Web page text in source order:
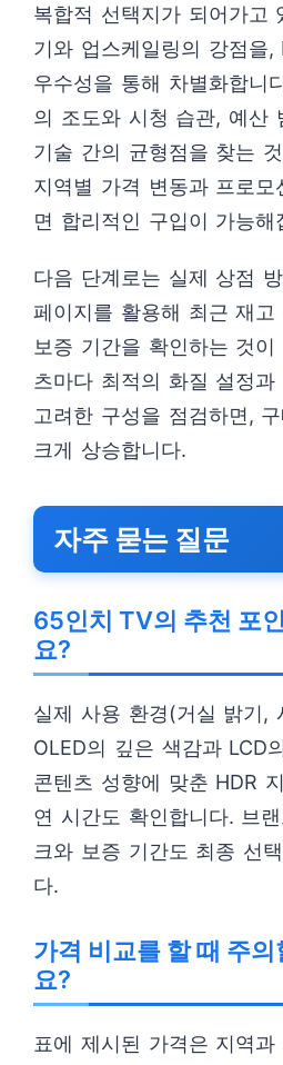
복합적 선택지가 되어가고
기와 업스케일링의 강점을,
우수성을 통해 차별화합니
의 조도와 시청 습관, 예산
기술 간의 균형점을 찾는
지역별 가격 변동과 프로
면 합리적인 구입이 가능해
다음 단계로는 실제 상점
페이지를 활용해 최근 재
보증 기간을 확인하는 것
츠마다 최적의 화질 설정
고려한 구성을 점검하면,
크게 상승합니다.
자주 묻는 질문
65인치 TV의 추천 포
요?
실제 사용 환경(거실 밝기,
OLED의 깊은 색감과 LCD
콘텐츠 성향에 맞춘 HDR
연 시간도 확인합니다. 브
크와 보증 기간도 최종 선
다.
가격 비교를 할 때 주
요?
표에 제시된 가격은 지역